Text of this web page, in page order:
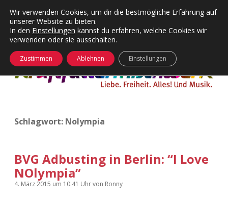
Kategorien
Menü
24 Hours Chilling
Die Wende
KFMW-Disco
KFMW-Disco
Dates
Contact
Menü
öffnen
Adventskalender 2010
öffnen
Schlagwort: Nolympia
BVG Adbusting in Berlin: “I Love
NOlympia”
4. März 2015 um 10:41 Uhrvon Ronny
Wir verwenden Cookies, um dir die bestmögliche Erfahrung auf
unserer Website zu bieten.
In den Einstellungen kannst du erfahren, welche Cookies wir
verwenden oder sie ausschalten.
Zustimmen Ablehnen Einstellungen